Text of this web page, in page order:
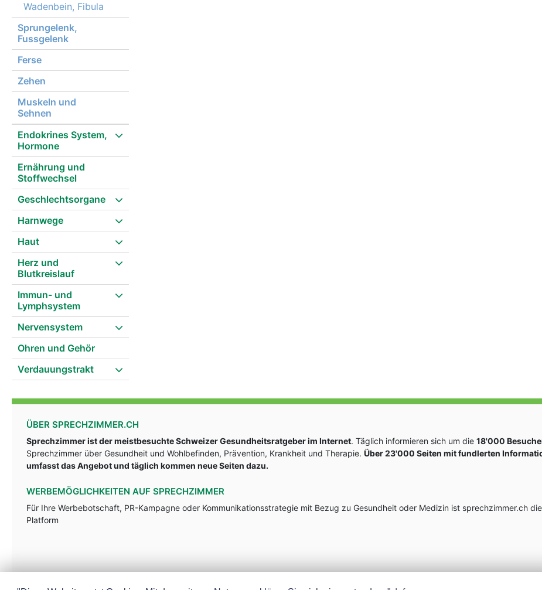
Wadenbein, Fibula
Sprungelenk,
Fussgelenk
Ferse
Zehen
Muskeln und
Sehnen
Endokrines System,
Hormone
Ernährung und
Stoffwechsel
Geschlechtsorgane
Harnwege
Haut
Herz und
Blutkreislauf
Immun- und
Lymphsystem
Nervensystem
Ohren und Gehör
Verdauungstrakt
ÜBER SPRECHZIMMER.CH
Sprechzimmer ist der meistbesuchte Schweizer Gesundheitsratgeber im Internet. Täglich informieren sich um die 18'000
Sprechzimmer über Gesundheit und Wohlbefinden, Prävention, Krankheit und Therapie. Über 23'000 Seiten mit fundlerten
umfasst das Angebot und täglich kommen neue Seiten dazu.
WERBEMÖGLICHKEITEN AUF SPRECHZIMMER
Für Ihre Werbebotschaft, PR-Kampagne oder Kommunikationsstrategie mit Bezug zu Gesundheit oder Medizin ist sprechzimmer.ch
Platform